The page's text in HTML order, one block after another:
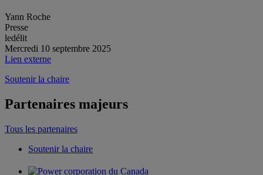
Yann Roche
Presse
ledélit
Mercredi 10 septembre 2025
Lien externe
Soutenir la chaire
Partenaires majeurs
Tous les partenaires
Soutenir la chaire